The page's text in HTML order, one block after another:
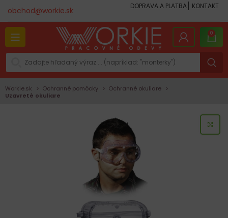
obchod@workie.sk DOPRAVA A PLATBA KONTAKT
0
Workie.sk Ochranné pomôcky
Ochranné okuliare
Uzavreté okuliare